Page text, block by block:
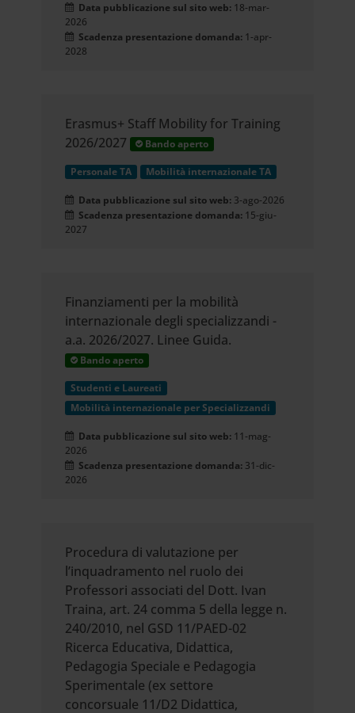
Data pubblicazione sul sito web: 18-mar-
2026
Scadenza presentazione domanda: 1-apr-
2028
Erasmus+ Staff Mobility for Training
2026/2027
Bando aperto
Personale TA Mobilità internazionale TA
Data pubblicazione sul sito web: 3-ago-2026
Scadenza presentazione domanda: 15-giu-
2027
Finanziamenti per la mobilità
internazionale degli specializzandi -
a.a. 2026/2027. Linee Guida.
Bando aperto
Studenti e Laureati
Mobilità internazionale per Specializzandi
Data pubblicazione sul sito web: 11-mag-
2026
Scadenza presentazione domanda: 31-dic-
2026
Procedura di valutazione per
l’inquadramento nel ruolo dei
Professori associati del Dott. Ivan
Traina, art. 24 comma 5 della legge n.
240/2010, nel GSD 11/PAED-02
Ricerca Educativa, Didattica,
Pedagogia Speciale e Pedagogia
Sperimentale (ex settore
concorsuale 11/D2 Didattica,